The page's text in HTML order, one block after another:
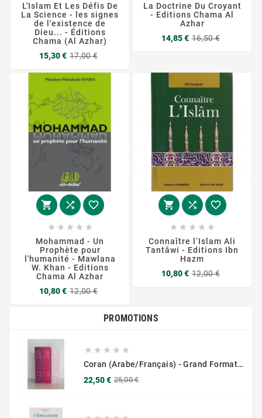
L'Islam Et Les Défis De
La Science - les signes
de l'existence de
Dieu... - Éditions
Chama (Al Azhar)
15,30 € 17,00 €
base
La Doctrine Du Croyant
- Editions Chama Al
Azhar
14,85 € 16,50 €
  
    
Mohammad - Un
Prophète pour
l'humanité - Mawlana
W. Khan - Editions
Chama Al Azhar
10,80 € 12,00 €
  
    
Connaître l’Islam Ali
Tantâwi - Editions Ibn
Hazm
10,80 € 12,00 €
PROMOTIONS
    
Coran (Arabe/Français) - Grand Format 17x25 - Couverture Daim - Pages Dorées
22,50 € 25,00 €